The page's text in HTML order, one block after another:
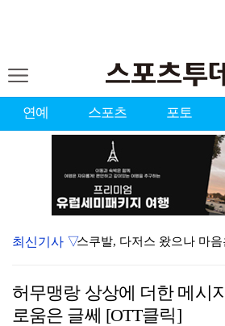
연예 스포츠 포토
최신기사 ▽
허무맹랑 상상에 더한 메시
로움은 글쎄 [OTT클릭]